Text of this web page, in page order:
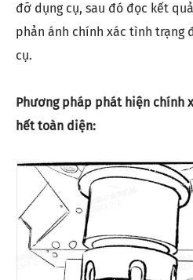
đỡ dụng cụ, sau đó đọc kết
phản ánh chính xác tình trạng
cụ.
Phương pháp phát hiện chính
hết toàn diện: